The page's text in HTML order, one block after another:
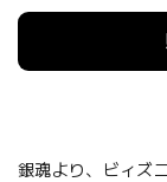
銀魂より、ビィズ